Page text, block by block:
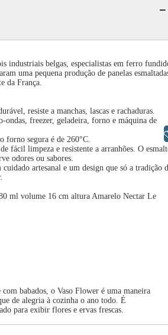
industriais belgas, especialistas em ferro
uma pequena produção de panelas
da França.
resiste a manchas, lascas e rachaduras.
ondas, freezer, geladeira, forno e máquina de
forno segura é de 260°C.
fácil limpeza e resistente a arranhões. O
odores ou sabores.
artesanal e um design que só a tradição
ml volume 16 cm altura Amarelo Nectar Le
babados, o Vaso Flower é uma maneira
de alegria à cozinha o ano todo. É
para exibir flores e ervas frescas.